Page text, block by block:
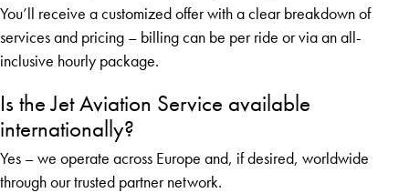
You’ll receive a customized offer with a clear breakdown of
services and pricing – billing can be per ride or via an all-
inclusive hourly package.
Is the Jet Aviation Service available
internationally?
Yes – we operate across Europe and, if desired, worldwide
through our trusted partner network.